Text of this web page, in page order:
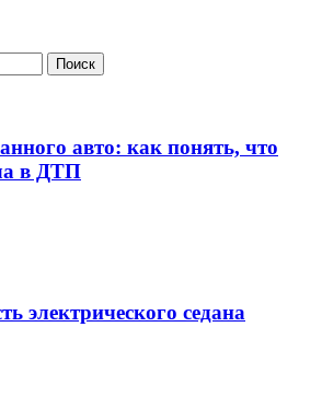
авто: как понять, что
в ДТП
электрического седана